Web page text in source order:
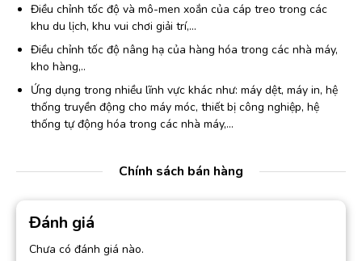
Điều chỉnh tốc độ và mô-men xoắn của cáp treo trong các
khu du lịch, khu vui chơi giải trí,…
Điều chỉnh tốc độ nâng hạ của hàng hóa trong các nhà máy,
kho hàng,..
Ứng dụng trong nhiều lĩnh vực khác như: máy dệt, máy in, hệ
thống truyền động cho máy móc, thiết bị công nghiệp, hệ
thống tự động hóa trong các nhà máy,…
Chính sách bán hàng
Đánh giá
Chưa có đánh giá nào.